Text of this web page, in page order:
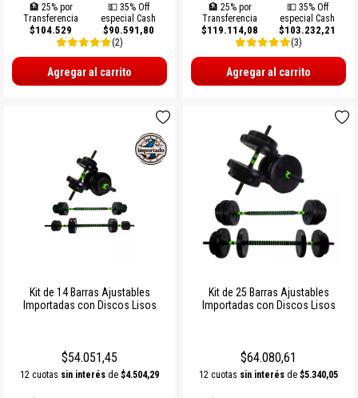
🏦 25% por
Transferencia
$104.529
💵 35% Off
especial Cash
$90.591,80
(2)
Agregar al carrito
🏦 25% por
Transferencia
$119.114,08
💵 35% Off
especial Cash
$103.232,21
(3)
Agregar al carrito
Kit de 14 Barras Ajustables
Importadas con Discos Lisos
$54.051,45
12 cuotas sin interés de $4.504,29
Kit de 25 Barras Ajustables
Importadas con Discos Lisos
$64.080,61
12 cuotas sin interés de $5.340,05